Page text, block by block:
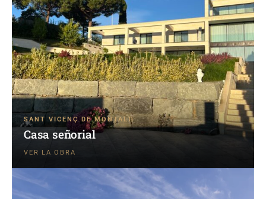
SANT VICENÇ DE MONTALT
Casa señorial